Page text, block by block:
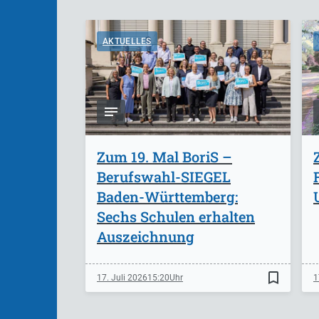
AKTUELLES
Zum 19. Mal BoriS –
Berufswahl-SIEGEL
Baden-Württemberg:
Sechs Schulen erhalten
Auszeichnung
17. Juli 202615:20 bookmark_border